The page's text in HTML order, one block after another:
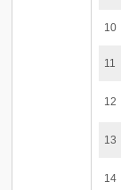
10
11
12
13
14